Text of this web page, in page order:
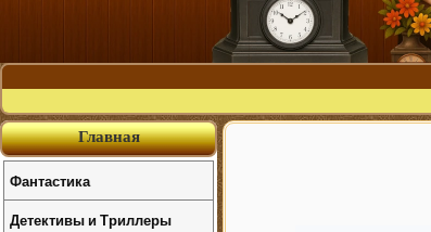
Главная
Фантастика
Детективы и Триллеры